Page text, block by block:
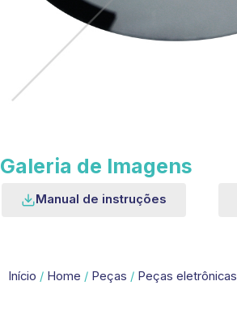
Galeria de Imagens
Manual de instruções
Início / Home / Peças / Peças eletrônicas